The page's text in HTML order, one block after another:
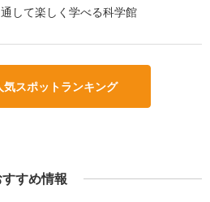
して楽しく学べる科学館
気スポットランキング
すめ情報